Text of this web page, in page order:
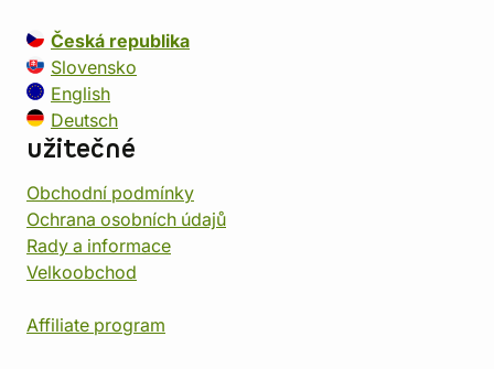
Česká republika
Slovensko
English
Deutsch
užitečné
Obchodní podmínky
Ochrana osobních údajů
Rady a informace
Velkoobchod
Affiliate program